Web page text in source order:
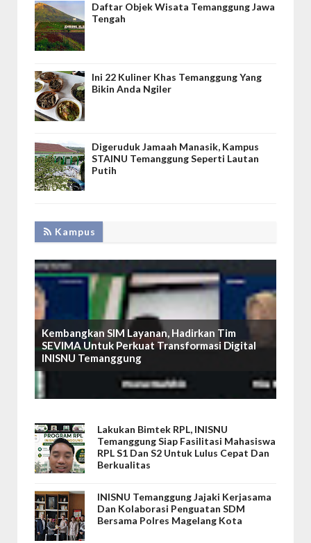
Daftar Objek Wisata Temanggung Jawa
Tengah
Ini 22 Kuliner Khas Temanggung Yang
Bikin Anda Ngiler
Digeruduk Jamaah Manasik, Kampus
STAINU Temanggung Seperti Lautan
Putih
Kampus
Kembangkan SIM Layanan, Hadirkan Tim
SEVIMA Untuk Perkuat Transformasi Digital
INISNU Temanggung
Lakukan Bimtek RPL, INISNU
Temanggung Siap Fasilitasi Mahasiswa
RPL S1 Dan S2 Untuk Lulus Cepat Dan
Berkualitas
INISNU Temanggung Jajaki Kerjasama
Dan Kolaborasi Penguatan SDM
Bersama Polres Magelang Kota